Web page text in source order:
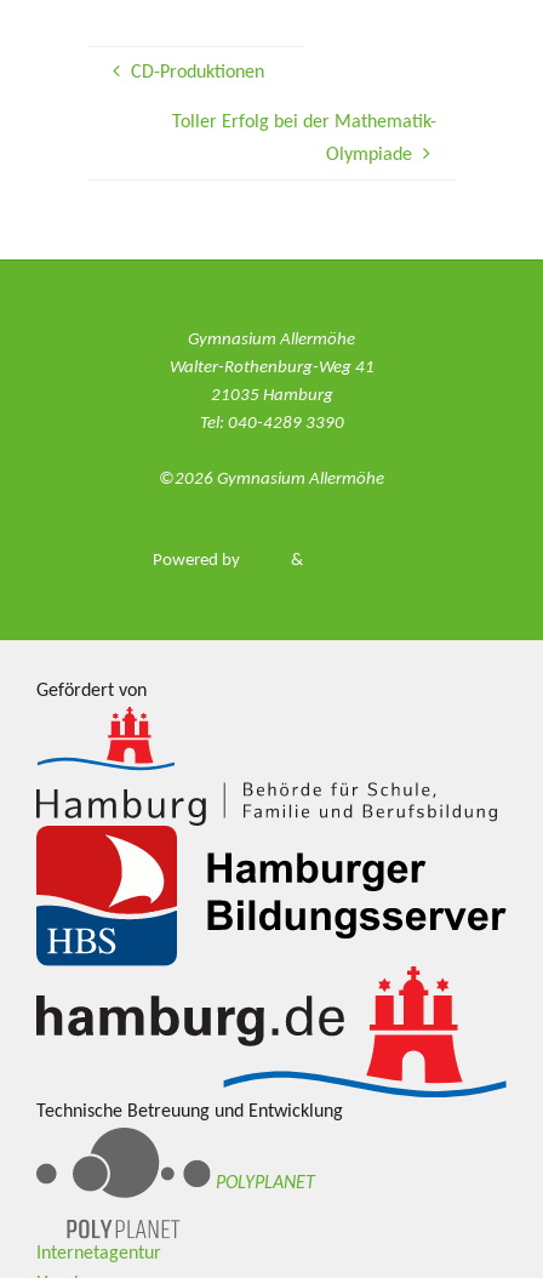
CD-Produktionen
Toller Erfolg bei der Mathematik-
Olympiade
Gymnasium Allermöhe
Walter-Rothenburg-Weg 41
21035 Hamburg
Tel: 040-4289 3390
©2026 Gymnasium Allermöhe
Powered by &
Gefördert von
Technische Betreuung und Entwicklung
POLYPLANET
Internetagentur